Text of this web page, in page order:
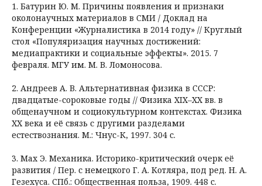
1. Батурин Ю. М. Причины появления и признаки
околонаучных материалов в СМИ / Доклад на
Конференции «Журналистика в 2014 году» // Круглый
стол «Популяризация научных достижений:
медиапрактики и социальные эффекты». 2015. 7
февраля. МГУ им. М. В. Ломоносова.
2. Андреев А. В. Альтернативная физика в СССР:
двадцатые-сороковые годы // Физика XIX–XX вв. в
общенаучном и социокультурном контекстах. Физика
XX века и её связь с другими разделами
естествознания. М.: Чнус-К, 1997. 304 с.
3. Мах Э. Механика. Историко-критический очерк её
развития / Пер. с немецкого Г. А. Котляра, под ред. Н. А.
Гезехуса. СПб.: Общественная польза, 1909. 448 с.